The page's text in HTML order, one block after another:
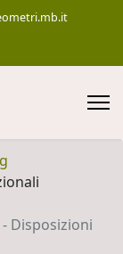
Disposizioni